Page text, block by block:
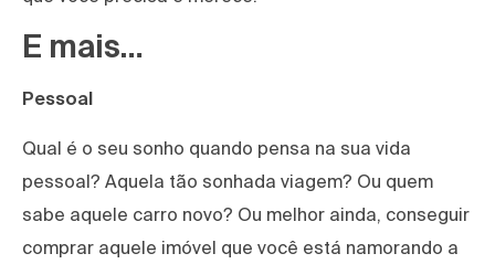
E mais…
Pessoal
Qual é o seu sonho quando pensa na sua vida
pessoal? Aquela tão sonhada viagem? Ou quem
sabe aquele carro novo? Ou melhor ainda, conseguir
comprar aquele imóvel que você está namorando a